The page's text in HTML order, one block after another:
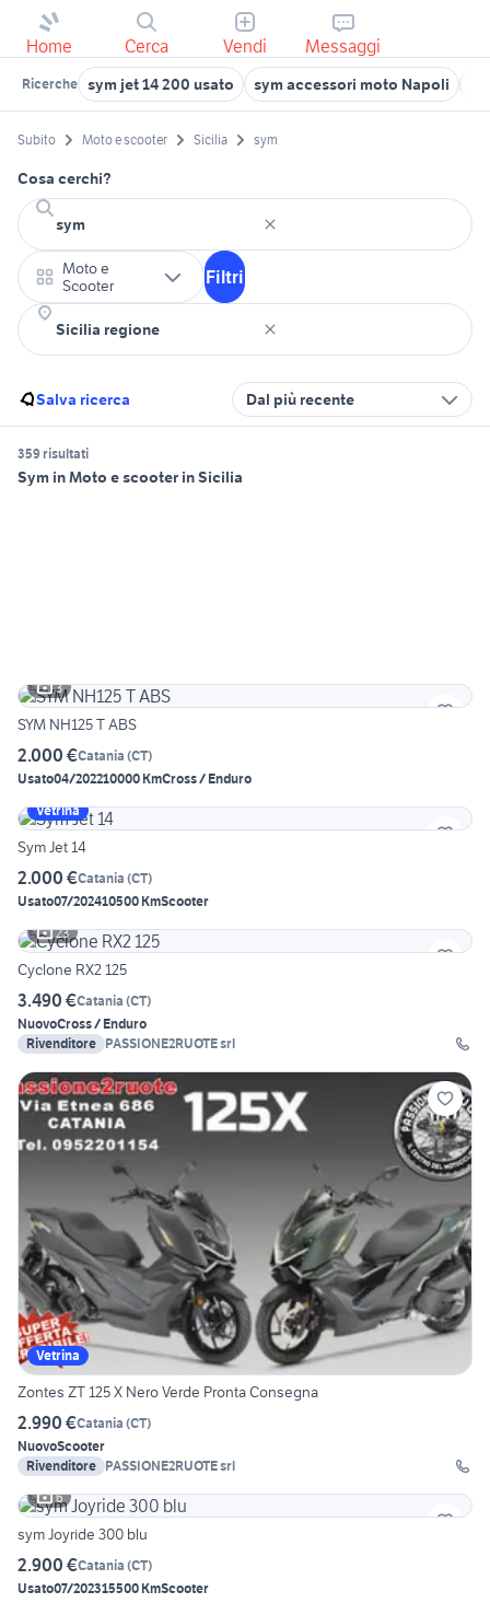
Home Cerca Vendi Messaggi
Ricerche sym jet 14 200 usato sym accessori moto Napoli
Subito Moto e scooter Sicilia sym
Cosa cerchi?
Moto e
Scooter
Filtri
Salva ricerca Dal più recente
359 risultati
Sym in Moto e scooter in Sicilia
3
SYM NH125 T ABS
2.000 €Catania (CT)
Usato04/202210000 KmCross / Enduro
Vetrina
Sym Jet 14
2.000 €Catania (CT)
Usato07/202410500 KmScooter
23
Cyclone RX2 125
3.490 €Catania (CT)
NuovoCross / Enduro
Rivenditore PASSIONE2RUOTE srl
Vetrina
Zontes ZT 125 X Nero Verde Pronta Consegna
2.990 €Catania (CT)
NuovoScooter
Rivenditore PASSIONE2RUOTE srl
6
sym Joyride 300 blu
2.900 €Catania (CT)
Usato07/202315500 KmScooter